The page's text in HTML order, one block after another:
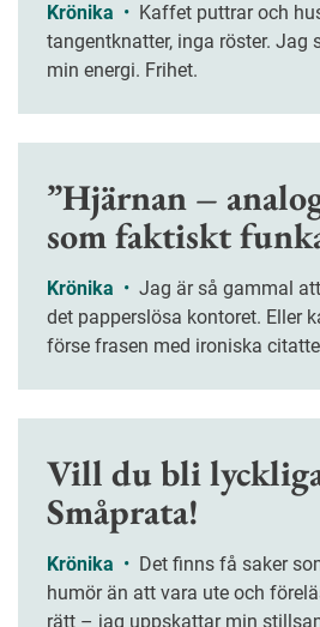
Krönika •
tangentknatter, inga röster. Jag
min energi. Frihet.
”Hjärnan –
som faktiskt
Krönika •
det papperslösa kontoret. Eller
förse frasen med ironiska
Vill du bli
Småprata!
Krönika •
humör än att vara ute och
rätt – jag uppskattar min